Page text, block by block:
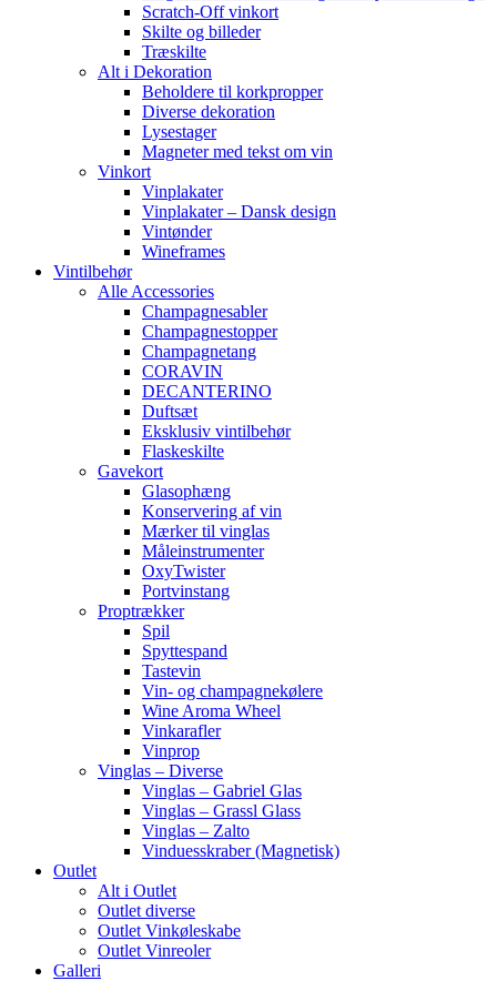
Scratch-Off vinkort
Skilte og billeder
Træskilte
Alt i Dekoration
Beholdere til korkpropper
Diverse dekoration
Lysestager
Magneter med tekst om vin
Vinkort
Vinplakater
Vinplakater – Dansk design
Vintønder
Wineframes
Vintilbehør
Alle Accessories
Champagnesabler
Champagnestopper
Champagnetang
CORAVIN
DECANTERINO
Duftsæt
Eksklusiv vintilbehør
Flaskeskilte
Gavekort
Glasophæng
Konservering af vin
Mærker til vinglas
Måleinstrumenter
OxyTwister
Portvinstang
Proptrækker
Spil
Spyttespand
Tastevin
Vin- og champagnekølere
Wine Aroma Wheel
Vinkarafler
Vinprop
Vinglas – Diverse
Vinglas – Gabriel Glas
Vinglas – Grassl Glass
Vinglas – Zalto
Vinduesskraber (Magnetisk)
Outlet
Alt i Outlet
Outlet diverse
Outlet Vinkøleskabe
Outlet Vinreoler
Galleri